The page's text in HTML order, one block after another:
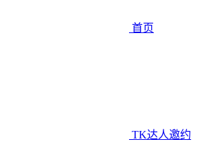
首页
TK达人邀约